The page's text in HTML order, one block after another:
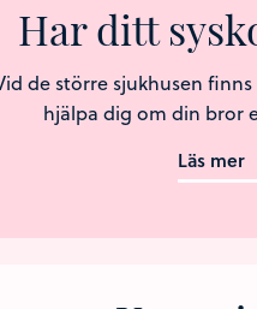
Har ditt
de större sjukhusen
hjälpa dig om din bror
Läs mer